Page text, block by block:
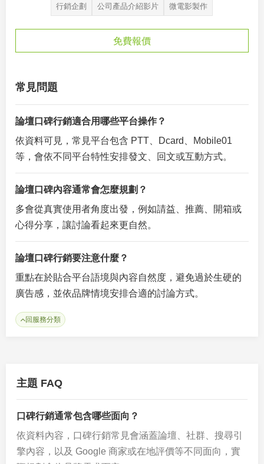
行銷企劃 公司產品介紹影片 微電影製作
免費報價
常見問題
論壇口碑行銷適合用哪些平台操作？
依資料可見，常見平台包含 PTT、Dcard、Mobile01
等，會依不同平台特性安排發文、回文或互動方式。
論壇口碑內容通常會怎麼規劃？
多會從真實使用者角度出發，例如請益、推薦、開箱或
心得分享，讓討論看起來更自然。
論壇口碑行銷要注意什麼？
重點在於貼合平台語境與內容自然度，避免過於生硬的
廣告感，並依品牌情境安排合適的討論方式。
回服務分類
主題 FAQ
口碑行銷通常包含哪些面向？
依資料內容，口碑行銷常見會涵蓋論壇、社群、搜尋引
擎內容，以及 Google 商家或在地評價等不同面向，實